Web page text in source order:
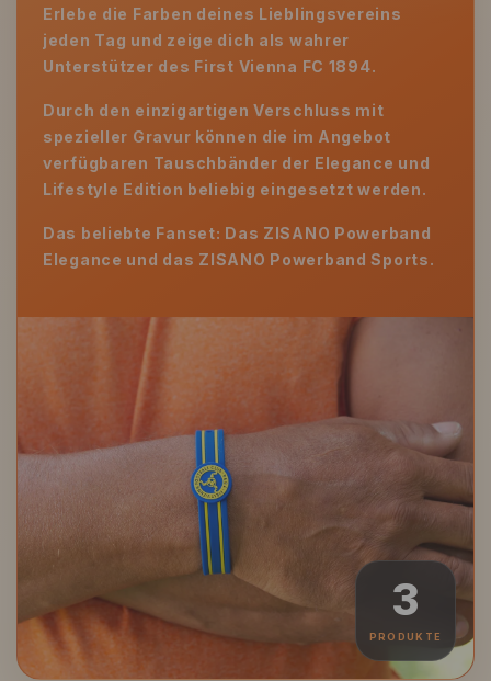
Erlebe die Farben deines Lieblingsvereins
jeden Tag und zeige dich als wahrer
Unterstützer des First Vienna FC 1894.
Durch den einzigartigen Verschluss mit
spezieller Gravur können die im Angebot
verfügbaren Tauschbänder der Elegance und
Lifestyle Edition beliebig eingesetzt werden.
Das beliebte Fanset: Das ZISANO Powerband
Elegance und das ZISANO Powerband Sports.
3
PRODUKTE